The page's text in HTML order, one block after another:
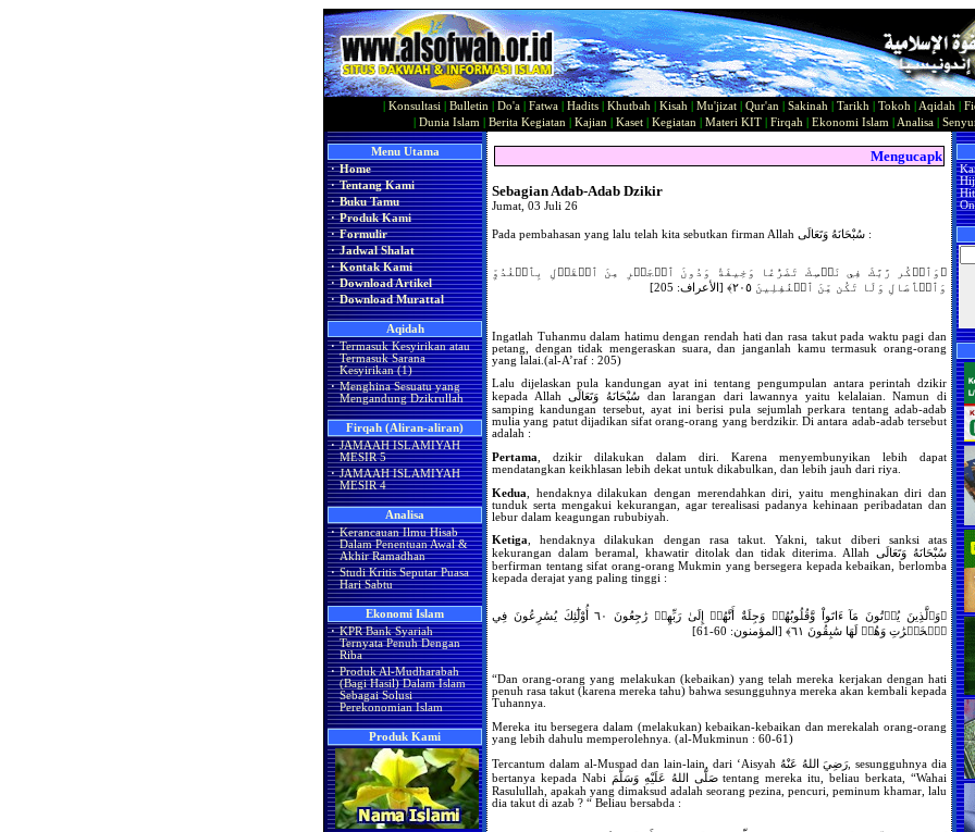
Konsultasi Bulletin Do'a Fatwa Hadits Khutbah Kisah Mu'jizat Qur'an Sakinah Tarikh Tokoh Aqidah
Dunia Islam Berita Kegiatan Kajian Kaset| Kegiatan Materi KIT| Firqah Ekonomi Islam Analisa|
Menu Utama
· Home
· Tentang Kami
· Buku Tamu
· Produk Kami
· Formulir
· Jadwal Shalat
· Kontak Kami
· Download Artikel
· Download Murattal
Aqidah
· Termasuk Kesyirikan atau
Termasuk Sarana
Kesyirikan (1)
· Menghina Sesuatu yang
Mengandung Dzikrullah
Firqah (Aliran-aliran)
· JAMAAH ISLAMIYAH
MESIR 5
· JAMAAH ISLAMIYAH
MESIR 4
Analisa
· Kerancauan Ilmu Hisab
Dalam Penentuan Awal &
Akhir Ramadhan
· Studi Kritis Seputar Puasa
Hari Sabtu
Ekonomi Islam
· KPR Bank Syariah
Ternyata Penuh Dengan
Riba
· Produk Al-Mudharabah
(Bagi Hasil) Dalam Islam
Sebagai Solusi
Perekonomian Islam
Produk Kami
Mengucapkan
Sebagian Adab-Adab Dzikir
Jumat, 03 Juli 26
Pada pembahasan yang lalu telah kita sebutkan firman Allah سُبْحَانَهُ وَتَعَالَى :
﴿وَٱذۡكُر رَّبَّكَ فِي نَفۡسِكَ تَضَرُّعٗا وَخِيفَةٗ وَدُونَ ٱلۡجَهۡرِ مِنَ ٱلۡقَوۡلِ بِٱلۡغُدُوِّ
وَٱلۡأٓصَالِ وَلَا تَكُن مِّنَ ٱلۡغَٰفِلِينَ ٢٠٥﴾ [الأعراف: 205]
Ingatlah Tuhanmu dalam hatimu dengan rendah hati dan rasa takut pada waktu pagi dan
petang, dengan tidak mengeraskan suara, dan janganlah kamu termasuk orang-orang
yang lalai.(al-A’raf : 205)
Lalu dijelaskan pula kandungan ayat ini tentang pengumpulan antara perintah dzikir
kepada Allah سُبْحَانَهُ وَتَعَالَى dan larangan dari lawannya yaitu kelalaian. Namun di
samping kandungan tersebut, ayat ini berisi pula sejumlah perkara tentang adab-adab
mulia yang patut dijadikan sifat orang-orang yang berdzikir. Di antara adab-adab tersebut
adalah :
Pertama , dzikir dilakukan dalam diri. Karena menyembunyikan lebih dapat
mendatangkan keikhlasan lebih dekat untuk dikabulkan, dan lebih jauh dari riya.
Kedua , hendaknya dilakukan dengan merendahkan diri, yaitu menghinakan diri dan
tunduk serta mengakui kekurangan, agar terealisasi padanya kehinaan peribadatan dan
lebur dalam keagungan rububiyah.
Ketiga, hendaknya dilakukan dengan rasa takut. Yakni, takut diberi sanksi atas
kekurangan dalam beramal, khawatir ditolak dan tidak diterima. Allah سُبْحَانَهُ وَتَعَالَى
berfirman tentang sifat orang-orang Mukmin yang bersegera kepada kebaikan, berlomba
kepada derajat yang paling tinggi :
﴿وَٱلَّذِينَ يُؤۡتُونَ مَآ ءَاتَواْ وَّقُلُوبُهُمۡ وَجِلَةٌ أَنَّهُمۡ إِلَىٰ رَبِّهِمۡ رَٰجِعُونَ ٦٠ أُوْلَٰٓئِكَ يُسَٰرِعُونَ فِي
ٱلۡخَيۡرَٰتِ وَهُمۡ لَهَا سَٰبِقُونَ ٦١﴾ [المؤمنون: 60-61]
“Dan orang-orang yang melakukan (kebaikan) yang telah mereka kerjakan dengan hati
penuh rasa takut (karena mereka tahu) bahwa sesungguhnya mereka akan kembali kepada
Tuhannya.
Mereka itu bersegera dalam (melakukan) kebaikan-kebaikan dan merekalah orang-orang
yang lebih dahulu memperolehnya. (al-Mukminun : 60-61)
Tercantum dalam al-Musnad dan lain-lain, dari ‘Aisyah رَضِيَ اللهُ عَنْهُ, sesungguhnya dia
bertanya kepada Nabi صَلَّى اللهُ عَلَيْهِ وَسَلَّمَ tentang mereka itu, beliau berkata, “Wahai
Rasulullah, apakah yang dimaksud adalah seorang pezina, pencuri, peminum khamar, lalu
dia takut di azab ? “ Beliau bersabda :